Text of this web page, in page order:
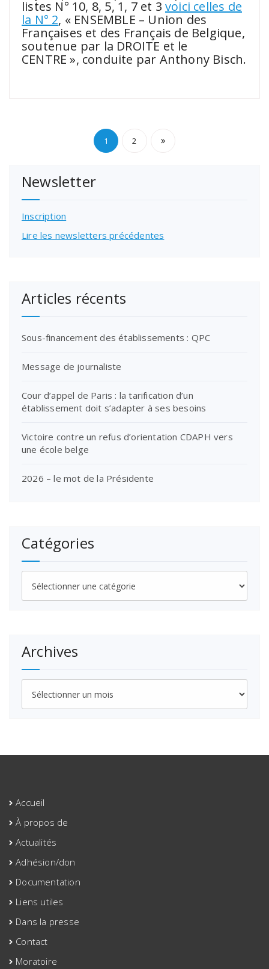
listes N° 10, 8, 5, 1, 7 et 3 voici celles de
la N° 2, « ENSEMBLE – Union des
Françaises et des Français de Belgique,
soutenue par la DROITE et le
CENTRE », conduite par Anthony Bisch.
Pagination
publications
1 2
Newsletter
Inscription
Lire les newsletters précédentes
Articles récents
Sous-financement des établissements : QPC
Message de journaliste
Cour d’appel de Paris : la tarification d’un
établissement doit s’adapter à ses besoins
Victoire contre un refus d’orientation CDAPH vers
une école belge
2026 – le mot de la Présidente
Catégories
Archives
Accueil
À propos de
Actualités
Adhésion/don
Documentation
Liens utiles
Dans la presse
Contact
Moratoire